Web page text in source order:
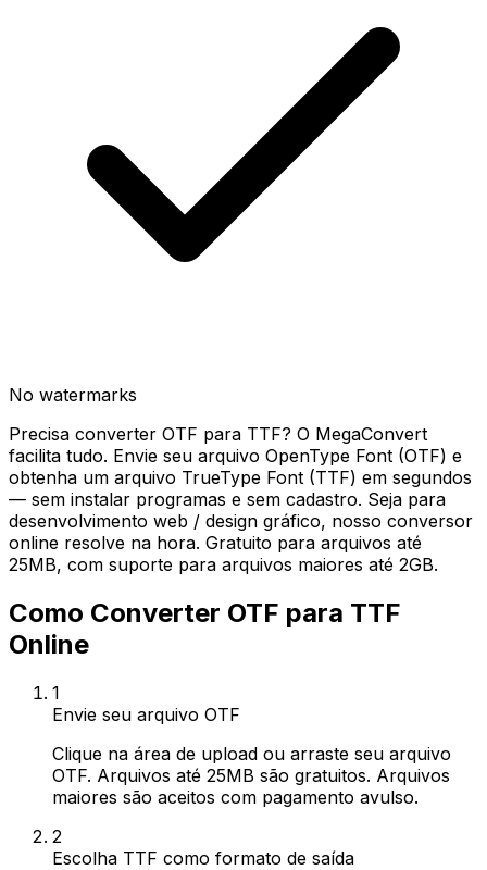
No watermarks
Precisa converter OTF para TTF? O MegaConvert
facilita tudo. Envie seu arquivo OpenType Font (OTF) e
obtenha um arquivo TrueType Font (TTF) em segundos
— sem instalar programas e sem cadastro. Seja para
desenvolvimento web / design gráfico, nosso conversor
online resolve na hora. Gratuito para arquivos até
25MB, com suporte para arquivos maiores até 2GB.
Como Converter OTF para TTF
Online
1
Envie seu arquivo OTF
Clique na área de upload ou arraste seu arquivo
OTF. Arquivos até 25MB são gratuitos. Arquivos
maiores são aceitos com pagamento avulso.
2
Escolha TTF como formato de saída